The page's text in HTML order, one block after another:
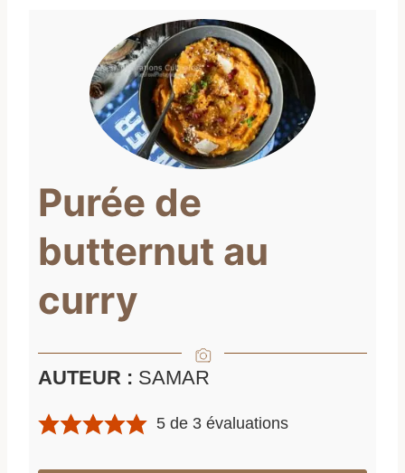
Purée de
butternut au
curry
AUTEUR : SAMAR
5 de 3 évaluations